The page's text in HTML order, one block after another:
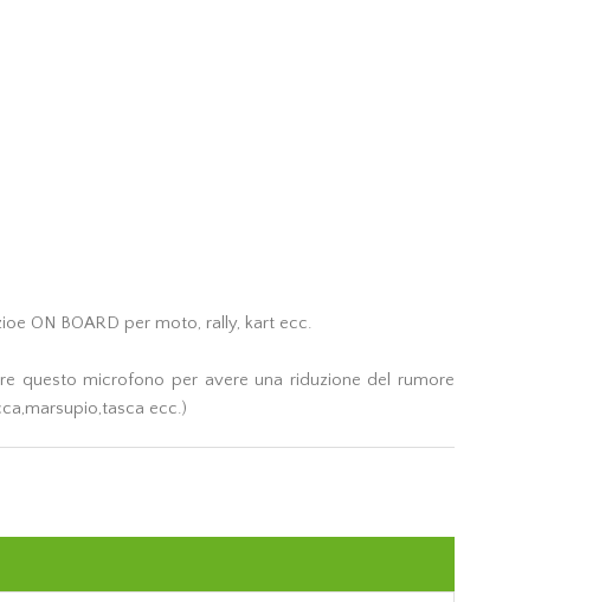
ON BOARD per moto, rally, kart ecc.
questo microfono per avere una riduzione del rumore
ecc.)